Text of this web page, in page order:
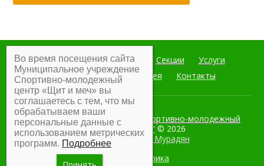
Главная Мероприятия Секции
Услуги
Документы
Фотогалерея Контакты
Муниципальное учреждение Спортивно-молодежный
центр "Щит и меч" © 2026
Разработка:Армен Мурадян
Во время посещения сайта
Муниципальное учреждение
Спортивно-молодежный
центр «Щит и меч» вы
соглашаетесь с тем, что мы
обрабатываем ваши
персональные данные с
использованием метрических
программ. Подробнее